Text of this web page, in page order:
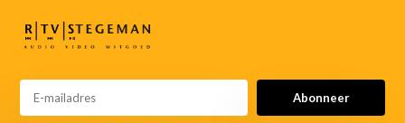
Abonneer